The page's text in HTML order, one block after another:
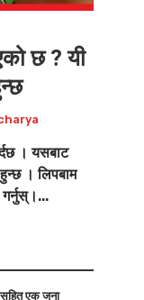
छ ? यी
। यसबाट
। लिपबाम
एक जना